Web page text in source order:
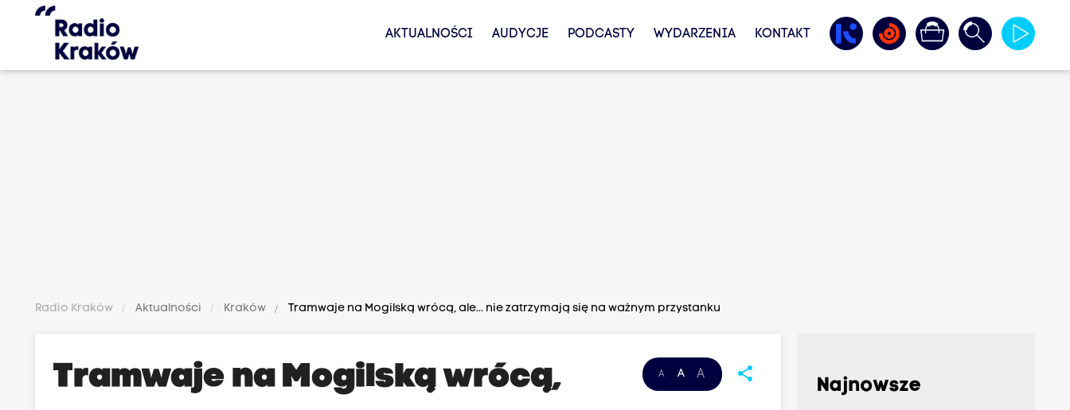
AKTUALNOŚCI AUDYCJE PODCASTY WYDARZENIA KONTAKT
Radio Kraków Aktualności Kraków Tramwaje na Mogilską wrócą, ale... nie zatrzymają się na ważnym przystanku
A A A share
Tramwaje na Mogilską wrócą,
Najnowsze